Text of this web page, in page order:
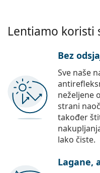
Lentiamo koristi
Bez
Sve naše
neželjene
strani
također
lako čiste.
Lagane,